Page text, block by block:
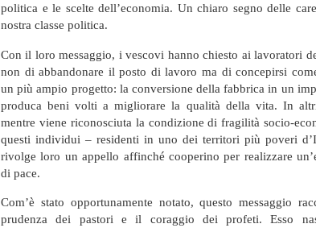
politica e le scelte dell’economia. Un chiaro segno delle
nostra classe politica.
Con il loro messaggio, i vescovi hanno chiesto ai lavoratori
non di abbandonare il posto di lavoro ma di concepirsi
un più ampio progetto: la conversione della fabbrica in un
produca beni volti a migliorare la qualità della vita. In
mentre viene riconosciuta la condizione di fragilità socio-
questi individui – residenti in uno dei territori più poveri
rivolge loro un appello affinché cooperino per realizzare
di pace.
Com’è stato opportunamente notato, questo messaggio
prudenza dei pastori e il coraggio dei profeti. Esso